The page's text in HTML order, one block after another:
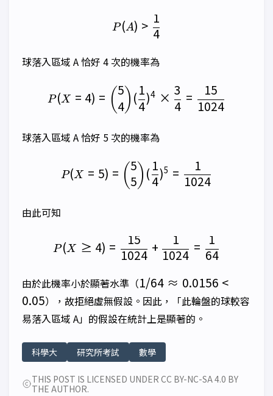
P(A)\gt \frac{1}{4}
P(A) > 4
1
球落入區域 A 恰好 4 次的機率為
P(X=4)=\binom{5}{4}
P(X = 4) = ( 4
5 ) (4
1)4 × 4
3 = 1024
15
球落入區域 A 恰好 5 次的機率為
P(X=5)=\binom{5}{5}
P(X = 5) = (5
5) (4
1)5 = 1024
1
由此可知
P(X\ge
P(X ≥ 4) = 1024
15 + 1024
1 = 64
1
由於此機率小於顯著水準（1/64
\approx
0.0156
< 0.05
1/64 ≈ 0.0156 <
0.05），故拒絕虛無假設。因此，「此輪盤的球較容
易落入區域 A」的假設在統計上是顯著的。
科學大 研究所考試 數學
THIS POST IS LICENSED UNDER CC BY-NC-SA 4.0 BY
THE AUTHOR.